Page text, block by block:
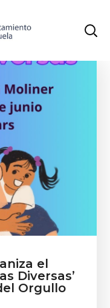
el
Diversas’
Orgullo